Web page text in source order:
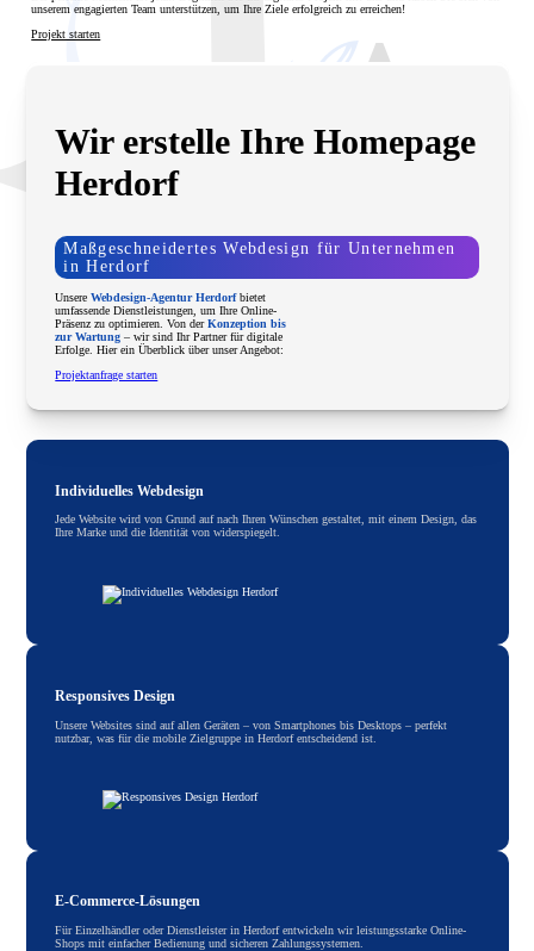
unserem engagierten Team unterstützen, um Ihre Ziele erfolgreich zu erreichen!
Projekt starten
Wir erstelle Ihre Homepage
Herdorf
Maßgeschneidertes Webdesign für Unternehmen
in Herdorf
UnsereWebdesign-Agentur Herdorfbietet
umfassende Dienstleistungen, um Ihre Online-
Präsenz zu optimieren. Von derKonzeption bis
zur Wartung – wir sind Ihr Partner für digitale
Erfolge. Hier ein Überblick über unser Angebot:
Projektanfrage starten
Individuelles Webdesign
Jede Website wird von Grund auf nach Ihren Wünschen gestaltet, mit einem Design, das
Ihre Marke und die Identität von widerspiegelt.
Responsives Design
Unsere Websites sind auf allen Geräten – von Smartphones bis Desktops – perfekt
nutzbar, was für die mobile Zielgruppe in Herdorf entscheidend ist.
E-Commerce-Lösungen
Für Einzelhändler oder Dienstleister in Herdorf entwickeln wir leistungsstarke Online-
Shops mit einfacher Bedienung und sicheren Zahlungssystemen.